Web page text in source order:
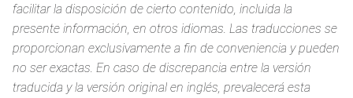
facilitar la disposición de cierto contenido, incluida la
presente información, en otros idiomas. Las traducciones se
proporcionan exclusivamente a fin de conveniencia y pueden
no ser exactas. En caso de discrepancia entre la versión
traducida y la versión original en inglés, prevalecerá esta